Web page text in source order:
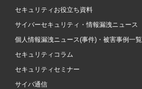
セキュリティお役立ち資料
サイバーセキュリティ・情報漏洩ニュース
個人情報漏洩ニュース(事件)・被害事例一覧
セキュリティコラム
セキュリティセミナー
サイバ通信